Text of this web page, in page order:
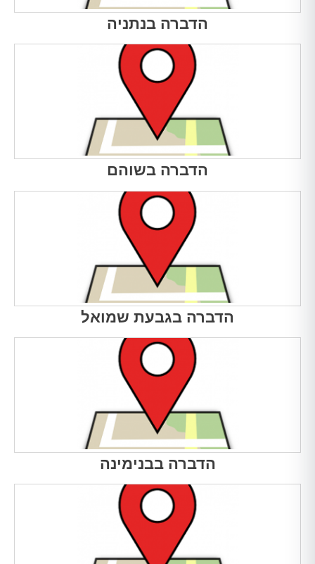
הדברה בנתניה
הדברה בשוהם
הדברה בגבעת שמואל
הדברה בבנימינה